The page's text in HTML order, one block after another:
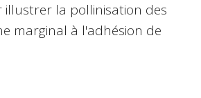
illustrer la pollinisation des
marginal à l'adhésion de